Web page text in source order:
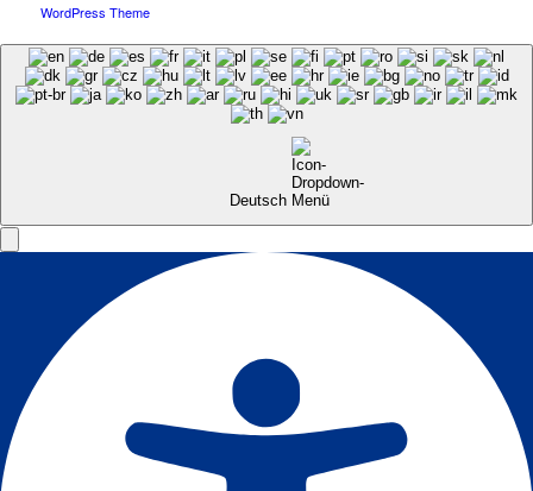
WordPress Theme
Deutsch